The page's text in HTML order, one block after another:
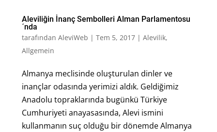
Aleviliğin İnanç Sembolleri Alman Parlamentosu
´nda
tarafından AleviWeb | Tem 5, 2017| Alevilik,
Allgemein
Almanya meclisinde oluşturulan dinler ve
inançlar odasında yerimizi aldık. Geldiğimiz
Anadolu topraklarında bugünkü Türkiye
Cumhuriyeti anayasasında, Alevi ismini
kullanmanın suç olduğu bir dönemde Almanya